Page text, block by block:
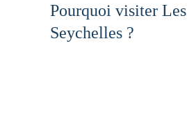
Pourquoi visiter Les
Seychelles ?